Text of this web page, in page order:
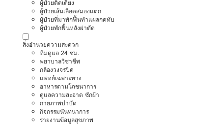
ผู้ป่วยติดเตียง
ผู้ป่วยเส้นเลือดสมองแตก
ผู้ป่วยที่มาพักฟื้นทำแผลกดทับ
ผู้ป่วยพักฟื้นหลังผ่าตัด
สิ่งอำนวยความสะดวก
ทีมดูแล 24 ชม.
พยาบาลวิชาชีพ
กล้องวงจรปิด
แพทย์เฉพาะทาง
อาหารตามโภชนาการ
ดูแลความสะอาด ซักผ้า
กายภาพบำบัด
กิจกรรมนันทนาการ
รายงานข้อมูลสุขภาพ